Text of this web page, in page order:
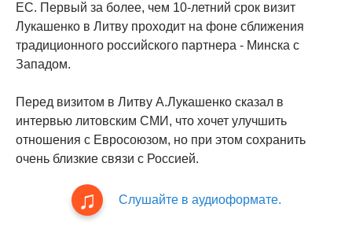
ЕС. Первый за более, чем 10-летний срок визит
Лукашенко в Литву проходит на фоне сближения
традиционного российского партнера - Минска с
Западом.
Перед визитом в Литву А.Лукашенко сказал в
интервью литовским СМИ, что хочет улучшить
отношения с Евросоюзом, но при этом сохранить
очень близкие связи с Россией.
Слушайте в аудиоформате.